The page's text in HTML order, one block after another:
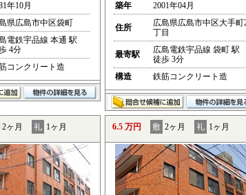
年10月
県広島市中区袋町
電鉄宇品線 本通 駅
4分
コンクリート造
築年 2001年04月
住所
広島県広島市中区大手町
丁目
最寄駅
広島電鉄宇品線 袋町 駅
徒歩 3分
構造
鉄筋コンクリート造
2ヶ月 礼 1ヶ月 6.5 万円 敷 2ヶ月 礼 1ヶ月